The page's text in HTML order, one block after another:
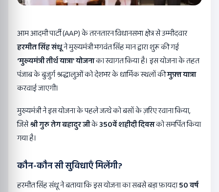
आम आदमी पार्टी (AAP) के तरनतारन विधानसभा क्षेत्र से उम्मीदवार
हरमीत सिंह संधूने मुख्यमंत्री भगवंत सिंह मान द्वारा शुरू की गई
‘मुख्यमंत्री तीर्थ यात्रा’योजनाका स्वागत किया है। इस योजना के तहत
पंजाब के बुजुर्ग श्रद्धालुओं को देशभर के धार्मिक स्थलों कीमुफ़्त यात्रा
करवाई जाएगी।
मुख्यमंत्री ने इस योजना के पहले जत्थे को बसों के ज़रिए रवाना किया,
जिसेश्री गुरु तेग बहादुर जीके350वें शहीदी दिवसको समर्पित किया
गया है।
कौन-कौन सी सुविधाएँ मिलेंगी?
हरमीत सिंह संधू ने बताया कि इस योजना का सबसे बड़ा फ़ायदा50वर्ष